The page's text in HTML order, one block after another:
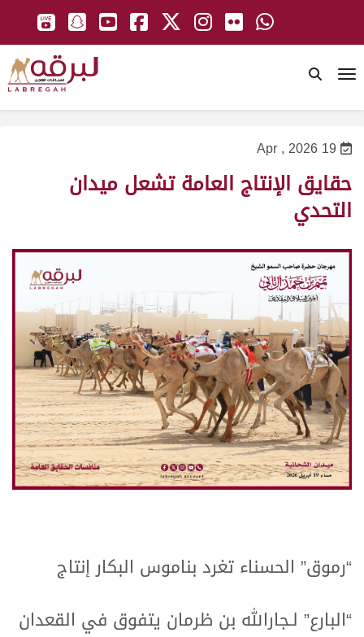
19 Apr , 2026
حقايق الإنتاج العامة تشعل ميدان
التحدي
“رموق” الحسناء تغرد بناموس البكار إنتاج
“البارع” لـجارالله بن ظرمان يتفوق في القعدان